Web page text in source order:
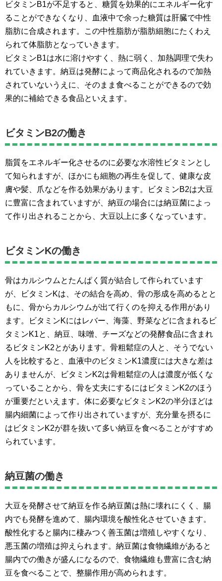
ビタミンB1が不足すると、糖質を効果的にエネルギー化す
ることができなくなり、血液中で余った糖質は肝臓で中性
脂肪に合成されます。この中性脂肪が脂肪細胞にたくわえ
られて体脂肪となっていきます。
ビタミンB1は水に溶けやすく、熱に弱く、加熱調理で失わ
れていきます。納豆は発酵によって商品化されるので加熱
されていないうえに、そのまま食べることができるので効
果的に補給できる食品といえます。
ビタミンB2の働き
脂質をエネルギー化させるのに必要な水溶性ビタミンとし
て知られますが、ほかにも細胞の再生を促して、健康な皮
膚や髪、爪などを作る効果があります。ビタミンB2は大豆
に豊富に含まれていますが、納豆の場合には納豆菌によっ
て作り出されることから、大豆以上に多くなっています。
ビタミンKの働き
骨はカルシウムとたんぱく質が結合して作られています
が、ビタミンKは、その結合を高め、骨の形成を高めるとと
もに、骨からカルシウムが出て行くのを抑える作用があり
ます。ビタミンKにはレバー、海藻、野菜などに含まれるビ
タミンK1と、納豆、味噌、チーズなどの発酵食品に含まれ
るビタミンK2とがあります。骨粗鬆症の人と、そうでない
人を比較すると、血液中のビタミンK1濃度には大きな差は
ありませんが、ビタミンK2は骨粗鬆症の人は濃度が低くな
っていることから、骨を丈夫にするにはビタミンK2のほう
が重要だといえます。体に必要なビタミンK2の半分ほどは
腸内細菌によって作り出されていますが、充分量を摂るに
はビタミンK2が群を抜いて多い納豆を食べることがすすめ
られています。
納豆菌の働き
大豆を発酵させて納豆を作る納豆菌は熱に壊れにくく、腸
内でも発酵を進めて、腸内環境を酸性化させていきます。
酸性化すると腸内に棲みつく善玉菌は増殖しやすくなり、
悪玉菌の増殖は抑えられます。納豆菌は食物繊維があると
腸内での働きが盛んになるので、食物繊維も豊富に含む納
豆を食べることで、整腸作用が高められます。